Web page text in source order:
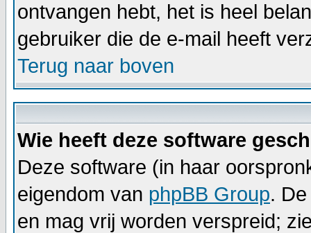
ontvangen hebt, het is heel
gebruiker die de e-mail heeft
Terug naar boven
Wie heeft deze software
Deze software (in haar
eigendom van phpBB Group.
en mag vrij worden verspreid;